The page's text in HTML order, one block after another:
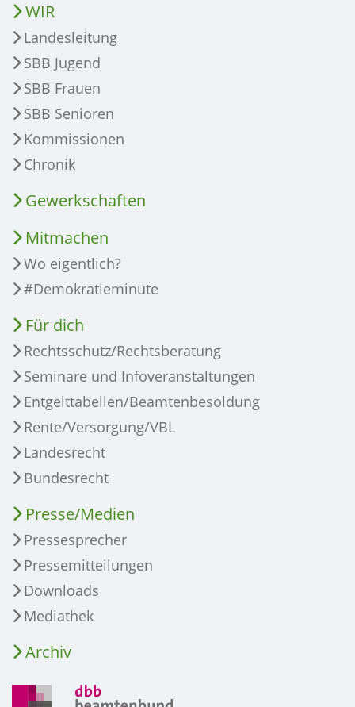
WIR
Landesleitung
SBB Jugend
SBB Frauen
SBB Senioren
Kommissionen
Chronik
Gewerkschaften
Mitmachen
Wo eigentlich?
#Demokratieminute
Für dich
Rechtsschutz/Rechtsberatung
Seminare und Infoveranstaltungen
Entgelttabellen/Beamtenbesoldung
Rente/Versorgung/VBL
Landesrecht
Bundesrecht
Presse/Medien
Pressesprecher
Pressemitteilungen
Downloads
Mediathek
Archiv